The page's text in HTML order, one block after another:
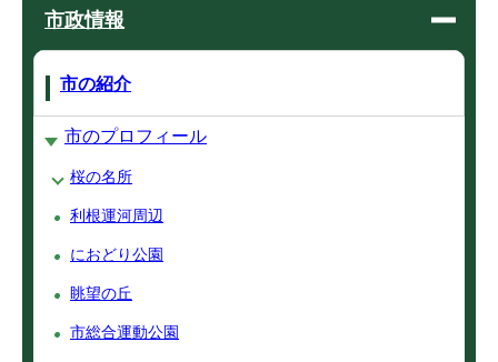
市政情報
市の紹介
市のプロフィール
桜の名所
利根運河周辺
におどり公園
眺望の丘
市総合運動公園